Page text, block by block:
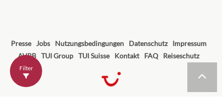
Filter
Presse Jobs Nutzungsbedingungen Datenschutz
Impressum
AVRB TUI Group TUI Suisse Kontakt FAQ Reiseschutz